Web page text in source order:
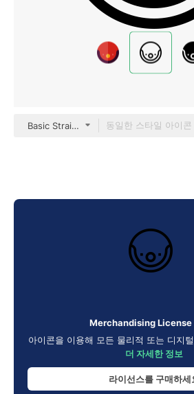
Basic Straight Lineal
Merchandising License
아이콘을 이용해 모든 물리적 또는 디지
더 자세한 정보
라이선스를 구매하세